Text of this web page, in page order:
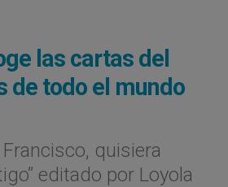
las cartas del
de todo el mundo
Francisco, quisiera
editado por Loyola